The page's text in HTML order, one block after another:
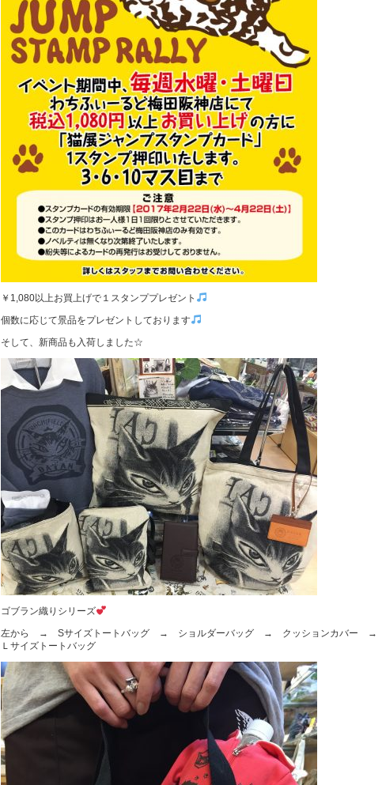
￥1,080以上お買上げで１スタンププレゼント
個数に応じて景品をプレゼントしております
そして、新商品も入荷しました☆
ゴブラン織りシリーズ
左から → Sサイズトートバッグ → ショルダーバッグ → クッションカバー →
Ｌサイズトートバッグ